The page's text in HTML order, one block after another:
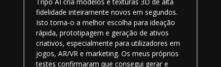
fidelidade inteiramente novos em segundos.
Isto torna-o a melhor escolha para ideação
rápida, prototipagem e geração de ativos
criativos, especialmente para utilizadores em
jogos, AR/VR e marketing. Os meus próprios
testes confirmaram que consegui gerar e